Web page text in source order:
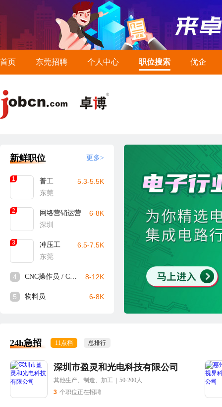
首页 东莞招聘 个人中心 职位搜索 优企
新鲜职位 更多>
1
普工
东莞
5.3-5.5K
2
网络营销运营
深圳
6-8K
3
冲压工
东莞
6.5-7.5K
4 CNC操作员 / CNC师傅 8-12K
5 物料员 6-8K
24h急招 11点档 总排行
深圳市盈灵和光电科技有限公司
其他生产、制造、加工
50-200人
3 个职位正在招聘